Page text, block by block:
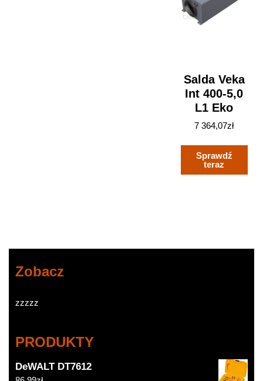
Salda Veka
Int 400-5,0
L1 Eko
7 364,07zł
Sprawdź
teraz
Zobacz
zzzzz
PRODUKTY
DeWALT DT7612